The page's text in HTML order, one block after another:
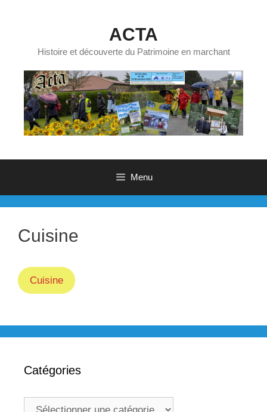
ACTA
Histoire et découverte du Patrimoine en marchant
Menu
Cuisine
Cuisine
Catégories
Catégories